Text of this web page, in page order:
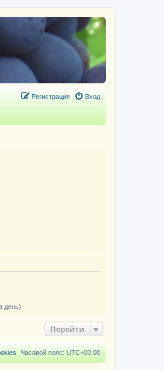
Вход
Регистрация
день)
Перейти
Часовой пояс: UTC+03:00